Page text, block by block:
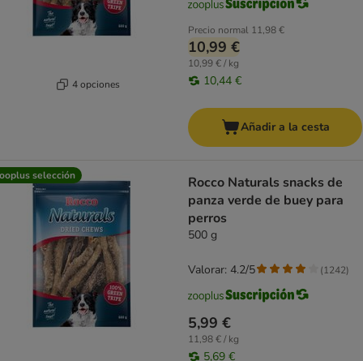
4 opciones
Precio normal 11,98 €
10,99 €
10,99 € / kg
10,44 €
Añadir a la cesta
selección
Rocco Naturals snacks de
panza verde de buey para
perros
500 g
5,99 €
11,98 € / kg
5,69 €
Valorar: 4.2/5 (1242)